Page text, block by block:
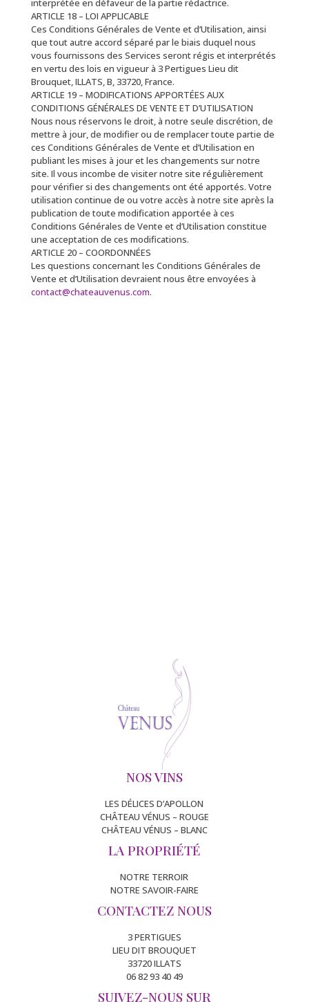
interprétée en défaveur de la partie rédactrice.
ARTICLE 18 – LOI APPLICABLE
Ces Conditions Générales de Vente et d’Utilisation, ainsi
que tout autre accord séparé par le biais duquel nous
vous fournissons des Services seront régis et interprétés
en vertu des lois en vigueur à 3 Pertigues Lieu dit
Brouquet, ILLATS, B, 33720, France.
ARTICLE 19 – MODIFICATIONS APPORTÉES AUX
CONDITIONS GÉNÉRALES DE VENTE ET D’UTILISATION
Nous nous réservons le droit, à notre seule discrétion, de
mettre à jour, de modifier ou de remplacer toute partie de
ces Conditions Générales de Vente et d’Utilisation en
publiant les mises à jour et les changements sur notre
site. Il vous incombe de visiter notre site régulièrement
pour vérifier si des changements ont été apportés. Votre
utilisation continue de ou votre accès à notre site après la
publication de toute modification apportée à ces
Conditions Générales de Vente et d’Utilisation constitue
une acceptation de ces modifications.
ARTICLE 20 – COORDONNÉES
Les questions concernant les Conditions Générales de
Vente et d’Utilisation devraient nous être envoyées à
contact@chateauvenus.com.
NOS VINS
LES DÉLICES D’APOLLON
CHÂTEAU VÉNUS – ROUGE
CHÂTEAU VÉNUS – BLANC
LA PROPRIÉTÉ
NOTRE TERROIR
NOTRE SAVOIR-FAIRE
CONTACTEZ NOUS
3 PERTIGUES
LIEU DIT BROUQUET
33720 ILLATS
06 82 93 40 49
SUIVEZ-NOUS SUR